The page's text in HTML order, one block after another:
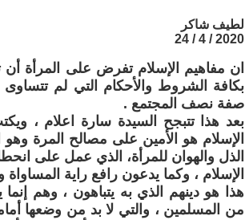
لطيف شاكر
2020 / 4 / 24
ان مفاهيم الإسلام تفرض على المرأة
بكافة الشروط والأحكام التي لم
صفة نصف المجتمع .
بعد هذا تتبجح السيدة سارة اعلام ،
الإسلام هو الأمين على مصالح المرة وهو
الذل والهوان للمرأة، الذي عمل على
الإسلام ، وكما يدعون رافع راية
هذا هو دينهم الذي به يتباهون ، وهم
من المسلمين ، والتي لا بد من وضعها